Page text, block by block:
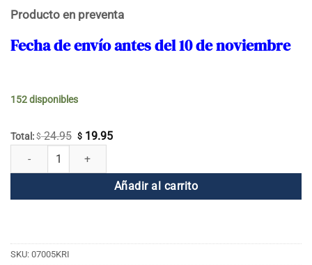
Producto en preventa
Fecha de envío antes del 10 de noviembre
152 disponibles
Total: $24.95 El
$ 24.95.
$19.95El
es:
$ 19.95.
Encontrar la paz dentro de los pedazos rotos cantidad
Añadir al carrito
SKU: 07005KRI